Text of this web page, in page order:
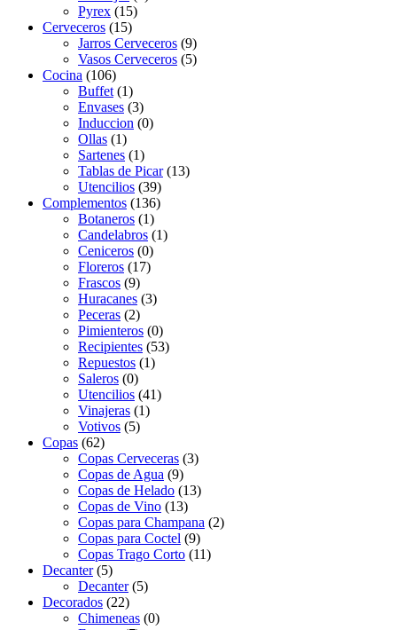
Pyrex (15)
Cerveceros (15)
Jarros Cerveceros (9)
Vasos Cerveceros (5)
Cocina (106)
Buffet (1)
Envases (3)
Induccion (0)
Ollas (1)
Sartenes (1)
Tablas de Picar (13)
Utencilios (39)
Complementos (136)
Botaneros (1)
Candelabros (1)
Ceniceros (0)
Floreros (17)
Frascos (9)
Huracanes (3)
Peceras (2)
Pimienteros (0)
Recipientes (53)
Repuestos (1)
Saleros (0)
Utencilios (41)
Vinajeras (1)
Votivos (5)
Copas (62)
Copas Cerveceras (3)
Copas de Agua (9)
Copas de Helado (13)
Copas de Vino (13)
Copas para Champana (2)
Copas para Coctel (9)
Copas Trago Corto (11)
Decanter (5)
Decanter (5)
Decorados (22)
Chimeneas (0)